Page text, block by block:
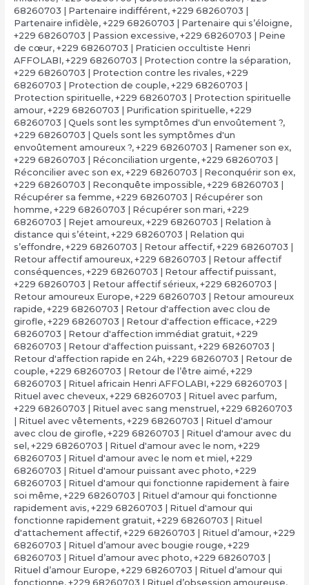
68260703 | Partenaire indifférent, +229 68260703 |
Partenaire infidèle, +229 68260703 | Partenaire qui s’éloigne,
+229 68260703 | Passion excessive, +229 68260703 | Peine
de cœur, +229 68260703 | Praticien occultiste Henri
AFFOLABI, +229 68260703 | Protection contre la séparation,
+229 68260703 | Protection contre les rivales, +229
68260703 | Protection de couple, +229 68260703 |
Protection spirituelle, +229 68260703 | Protection spirituelle
amour, +229 68260703 | Purification spirituelle, +229
68260703 | Quels sont les symptômes d'un envoûtement ?,
+229 68260703 | Quels sont les symptômes d'un
envoûtement amoureux ?, +229 68260703 | Ramener son ex,
+229 68260703 | Réconciliation urgente, +229 68260703 |
Réconcilier avec son ex, +229 68260703 | Reconquérir son ex,
+229 68260703 | Reconquête impossible, +229 68260703 |
Récupérer sa femme, +229 68260703 | Récupérer son
homme, +229 68260703 | Récupérer son mari, +229
68260703 | Rejet amoureux, +229 68260703 | Relation à
distance qui s’éteint, +229 68260703 | Relation qui
s’effondre, +229 68260703 | Retour affectif, +229 68260703 |
Retour affectif amoureux, +229 68260703 | Retour affectif
conséquences, +229 68260703 | Retour affectif puissant,
+229 68260703 | Retour affectif sérieux, +229 68260703 |
Retour amoureux Europe, +229 68260703 | Retour amoureux
rapide, +229 68260703 | Retour d'affection avec clou de
girofle, +229 68260703 | Retour d'affection efficace, +229
68260703 | Retour d'affection immédiat gratuit, +229
68260703 | Retour d'affection puissant, +229 68260703 |
Retour d'affection rapide en 24h, +229 68260703 | Retour de
couple, +229 68260703 | Retour de l’être aimé, +229
68260703 | Rituel africain Henri AFFOLABI, +229 68260703 |
Rituel avec cheveux, +229 68260703 | Rituel avec parfum,
+229 68260703 | Rituel avec sang menstruel , +229 68260703
| Rituel avec vêtements, +229 68260703 | Rituel d'amour
avec clou de girofle, +229 68260703 | Rituel d'amour avec du
sel , +229 68260703 | Rituel d'amour avec le nom, +229
68260703 | Rituel d'amour avec le nom et miel , +229
68260703 | Rituel d'amour puissant avec photo, +229
68260703 | Rituel d'amour qui fonctionne rapidement à faire
soi même, +229 68260703 | Rituel d'amour qui fonctionne
rapidement avis, +229 68260703 | Rituel d'amour qui
fonctionne rapidement gratuit, +229 68260703 | Rituel
d'attachement affectif, +229 68260703 | Rituel d’amour, +229
68260703 | Rituel d’amour avec bougie rouge, +229
68260703 | Rituel d’amour avec photo, +229 68260703 |
Rituel d’amour Europe, +229 68260703 | Rituel d’amour qui
fonctionne, +229 68260703 | Rituel d’obsession amoureuse,